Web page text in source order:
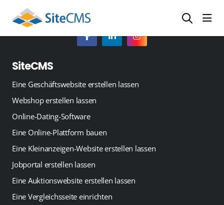
SiteCMS
Eine Geschäftswebsite erstellen lassen
Webshop erstellen lassen
Online-Dating-Software
Eine Online-Plattform bauen
Eine Kleinanzeigen-Website erstellen lassen
Jobportal erstellen lassen
Eine Auktionswebsite erstellen lassen
Eine Vergleichsseite einrichten